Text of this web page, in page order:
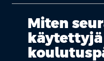
Miten
käytettyjä